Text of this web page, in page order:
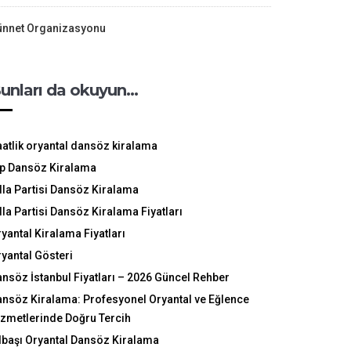
Organizasyonu
da okuyun…
oryantal dansöz kiralama
Dansöz Kiralama
Partisi Dansöz Kiralama
Partisi Dansöz Kiralama Fiyatları
Kiralama Fiyatları
Gösteri
İstanbul Fiyatları – 2026 Güncel Rehber
Kiralama: Profesyonel Oryantal ve Eğlence
Doğru Tercih
Oryantal Dansöz Kiralama